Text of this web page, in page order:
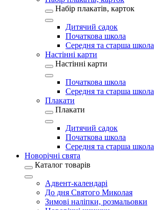
Набір плакатів, карток
Дитячий садок
Початкова школа
Середня та старша школа
Настінні карти
Настінні карти
Початкова школа
Середня та старша школа
Плакати
Плакати
Дитячий садок
Початкова школа
Середня та старша школа
Новорічні свята
Каталог товарів
Адвент-календарі
До дня Святого Миколая
Зимові наліпки, розмальовки